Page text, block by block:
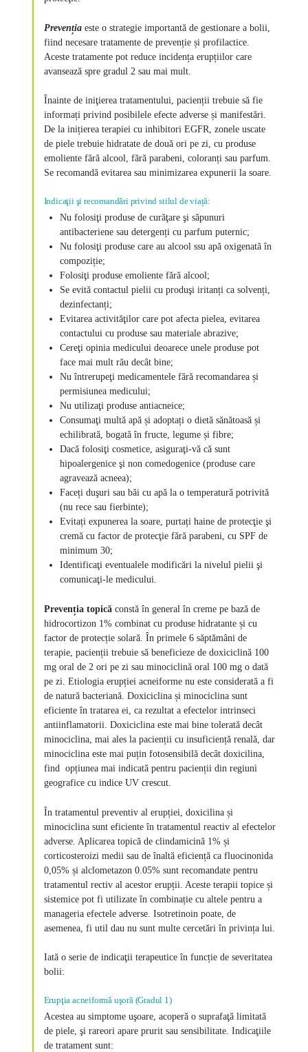
Prevențiaeste o strategie importantă de gestionare a bolii,
fiind necesare tratamente de prevenție și profilactice.
Aceste tratamente pot reduce incidența erupțiilor care
avansează spre gradul 2 sau mai mult.
Înainte de iniţierea tratamentului, pacienții trebuie să fie
informați privind posibilele efecte adverse și manifestări.
De la inițierea terapiei cu inhibitori EGFR, zonele uscate
de piele trebuie hidratate de două ori pe zi, cu produse
emoliente fără alcool, fără parabeni, coloranți sau parfum.
Se recomandă evitarea sau minimizarea expunerii la soare.
Indicaţii şi recomandări privind stilul de viață:
Nu folosiţi produse de curăţare şi săpunuri
antibacteriene sau detergenți cu parfum puternic;
Nu folosiţi produse care au alcool ssu apă oxigenată în
compoziție;
Folosiţi produse emoliente fără alcool;
Se evită contactul pielii cu produşi iritanți ca solvenți,
dezinfectanți;
Evitarea activităţilor care pot afecta pielea, evitarea
contactului cu produse sau materiale abrazive;
Cereţi opinia medicului deoarece unele produse pot
face mai mult rău decât bine;
Nu întrerupeţi medicamentele fără recomandarea și
permisiunea medicului;
Nu utilizaţi produse antiacneice;
Consumaţi multă apă și adoptați o dietă sănătoasă și
echilibrată, bogată în fructe, legume și fibre;
Dacă folosiţi cosmetice, asiguraţi-vă că sunt
hipoalergenice şi non comedogenice (produse care
agravează acneea);
Faceți duşuri sau băi cu apă la o temperatură potrivită
(nu rece sau fierbinte);
Evitați expunerea la soare, purtați haine de protecţie şi
cremă cu factor de protecţie fără parabeni, cu SPF de
minimum 30;
Identificaţi eventualele modificări la nivelul pielii şi
comunicaţi-le medicului.
Prevenția topică constă în general în creme pe bază de
hidrocortizon 1% combinat cu produse hidratante și cu
factor de protecție solară. În primele 6 săptămâni de
terapie, pacienții trebuie să beneficieze de doxiciclină 100
mg oral de 2 ori pe zi sau minociclină oral 100 mg o dată
pe zi. Etiologia erupției acneiforme nu este considerată a fi
de natură bacteriană. Doxiciclina și minociclina sunt
eficiente în tratarea ei, ca rezultat a efectelor intrinseci
antiinflamatorii. Doxiciclina este mai bine tolerată decât
minociclina, mai ales la pacienții cu insuficiență renală, dar
minociclina este mai puțin fotosensibilă decât doxicilina,
find opțiunea mai indicată pentru pacienții din regiuni
geografice cu indice UV crescut.
În tratamentul preventiv al erupției, doxicilina și
minociclina sunt eficiente în tratamentul reactiv al efectelor
adverse. Aplicarea topică de clindamicină 1% și
corticosteroizi medii sau de înaltă eficiență ca fluocinonida
0,05% și alclometazon 0.05% sunt recomandate pentru
tratamentul rectiv al acestor erupții. Aceste terapii topice și
sistemice pot fi utilizate în combinație cu altele pentru a
manageria efectele adverse. Isotretinoin poate, de
asemenea, fi util dau nu sunt multe cercetări în privința lui.
Iată o serie de indicaţii terapeutice în funcție de severitatea
bolii:
Erupţia acneiformă uşoră (Gradul 1)
Acestea au simptome uşoare, acoperă o suprafaţă limitată
de piele, şi rareori apare prurit sau sensibilitate. Indicaţiile
de tratament sunt: